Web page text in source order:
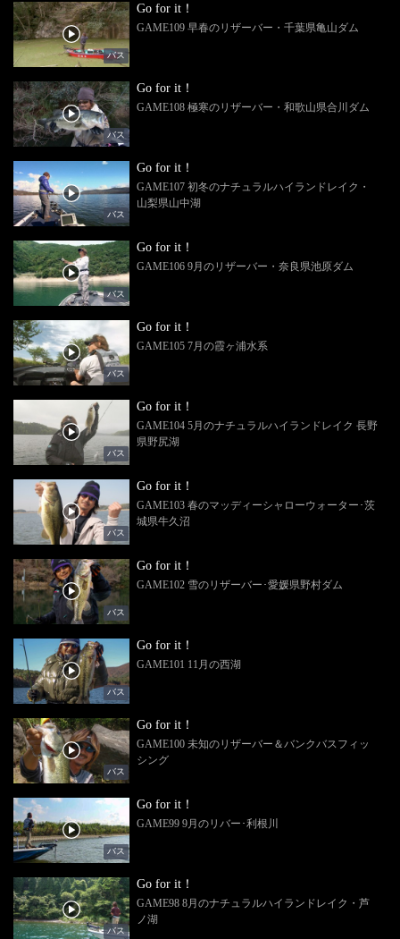
バス
Go for it！
GAME109 早春のリザーバー・千葉県亀山ダム
バス
Go for it！
GAME108 極寒のリザーバー・和歌山県合川ダム
バス
Go for it！
GAME107 初冬のナチュラルハイランドレイク・
山梨県山中湖
バス
Go for it！
GAME106 9月のリザーバー・奈良県池原ダム
バス
Go for it！
GAME105 7月の霞ヶ浦水系
バス
Go for it！
GAME104 5月のナチュラルハイランドレイク 長野
県野尻湖
バス
Go for it！
GAME103 春のマッディーシャローウォーター･茨
城県牛久沼
バス
Go for it！
GAME102 雪のリザーバー･愛媛県野村ダム
バス
Go for it！
GAME101 11月の西湖
バス
Go for it！
GAME100 未知のリザーバー＆バンクバスフィッ
シング
バス
Go for it！
GAME99 9月のリバー･利根川
バス
Go for it！
GAME98 8月のナチュラルハイランドレイク・芦
ノ湖